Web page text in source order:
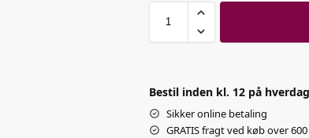
Bestil inden kl. 12 på
Sikker online betaling
GRATIS fragt ved køb over 600